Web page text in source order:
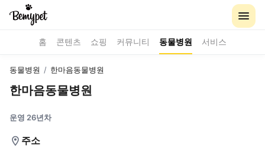
홈 콘텐츠 쇼핑 커뮤니티 동물병원 서비스
동물병원 / 한마음동물병원
한마음동물병원
운영 26년차
주소